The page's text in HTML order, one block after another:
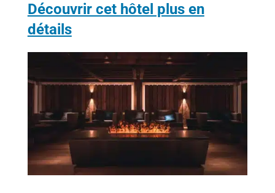
Découvrir cet hôtel plus en
détails